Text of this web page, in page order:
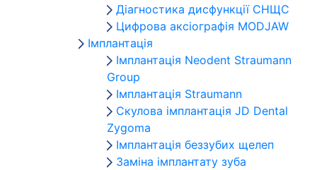
Діагностика дисфункції СНЩС
Цифрова аксіографія MODJAW
Імплантація
Імплантація Neodent Straumann
Group
Імплантація Straumann
Скулова імплантація JD Dental
Zygoma
Імплантація беззубих щелеп
Заміна імплантату зуба